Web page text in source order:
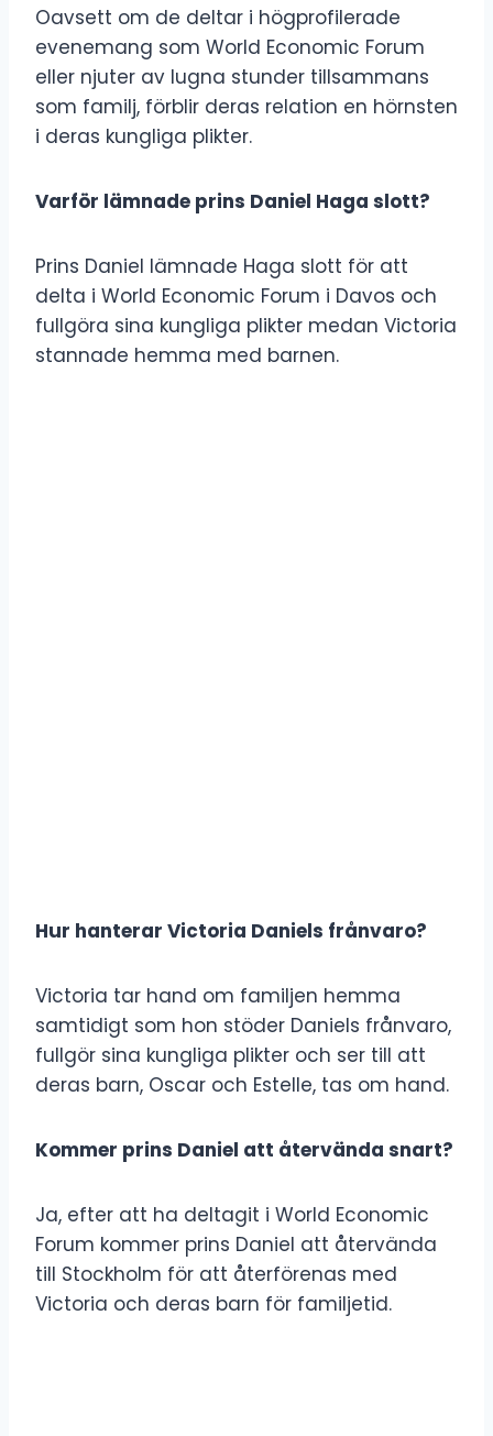
Oavsett om de deltar i högprofilerade
evenemang som World Economic Forum
eller njuter av lugna stunder tillsammans
som familj, förblir deras relation en hörnsten
i deras kungliga plikter.
Varför lämnade prins Daniel Haga slott?
Prins Daniel lämnade Haga slott för att
delta i World Economic Forum i Davos och
fullgöra sina kungliga plikter medan Victoria
stannade hemma med barnen.
Hur hanterar Victoria Daniels frånvaro?
Victoria tar hand om familjen hemma
samtidigt som hon stöder Daniels frånvaro,
fullgör sina kungliga plikter och ser till att
deras barn, Oscar och Estelle, tas om hand.
Kommer prins Daniel att återvända snart?
Ja, efter att ha deltagit i World Economic
Forum kommer prins Daniel att återvända
till Stockholm för att återförenas med
Victoria och deras barn för familjetid.